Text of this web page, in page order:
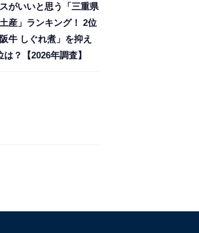
がいいと思う「三重県
産」ランキング！ 2位
阪牛 しぐれ煮」を抑え
は？【2026年調査】